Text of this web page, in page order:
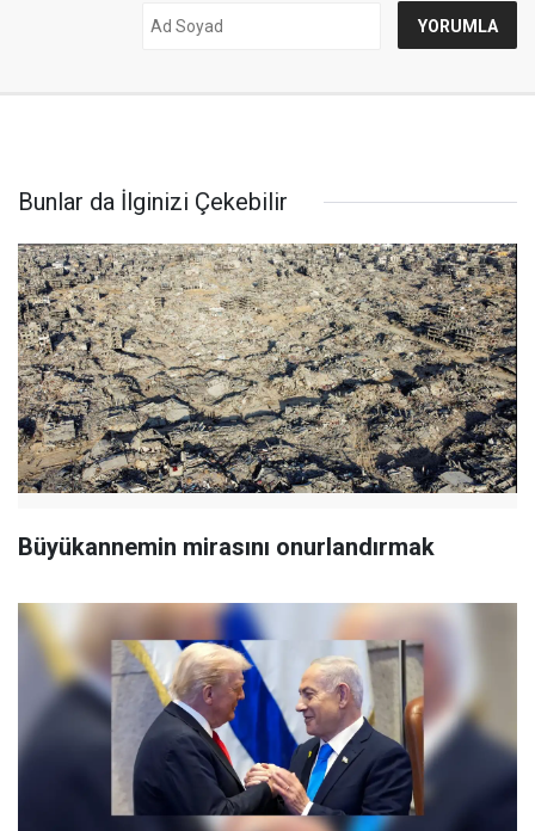
Bunlar da İlginizi Çekebilir
Büyükannemin mirasını onurlandırmak